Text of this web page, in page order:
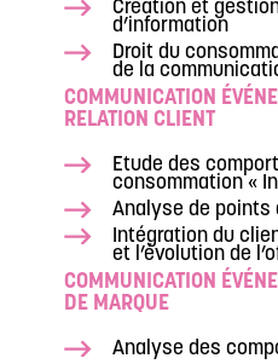
Création et
d’information
Droit du
de la
COMMUNICATION
RELATION CLIENT
Etude des
consommation «
Analyse de points
Intégration du
et l’évolution de
COMMUNICATION
DE MARQUE
Analyse des